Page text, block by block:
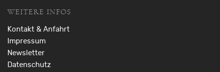
WEITERE INFOS
Kontakt & Anfahrt
Impressum
Newsletter
Datenschutz